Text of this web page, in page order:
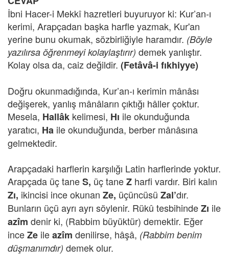
İbni Hacer-i Mekkî hazretleri buyuruyor ki: Kur’an-ı
kerimi, Arapçadan başka harfle yazmak, Kur'an
yerine bunu okumak, sözbirliğiyle haramdır. (Böyle
yazılırsa öğrenmeyi kolaylaştırır) demek yanlıştır.
Kolay olsa da, caiz değildir. (Fetâvâ-i fıkhiyye)
Doğru okunmadığında, Kur’an-ı kerimin mânâsı
değişerek, yanlış mânâların çıktığı hâller çoktur.
Mesela, Hallâk kelimesi, Hı ile okunduğunda
yaratıcı, Ha ile okunduğunda, berber mânâsına
gelmektedir.
Arapçadaki harflerin karşılığı Latin harflerinde yoktur.
Arapçada üç taneS, üç taneZ harfi vardır. Biri kalın
Zı, ikincisi ince okunan Ze, üçüncüsü Zal’dır.
Bunların üçü ayrı ayrı söylenir. Rükû tesbihindeZı ile
azîm denir ki, (Rabbim büyüktür) demektir. Eğer
inceZe ileazîm denilirse, hâşâ, (Rabbim benim
düşmanımdır) demek olur.